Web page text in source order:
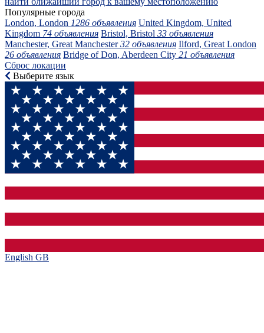
Популярные города
London, London 1286 объявления United Kingdom, United
Kingdom 74 объявления Bristol, Bristol 33 объявления
Manchester, Great Manchester32 объявления Ilford, Great London
26 объявления Bridge of Don, Aberdeen City 21 объявления
Сброс локации
Выберите язык
English GB‎